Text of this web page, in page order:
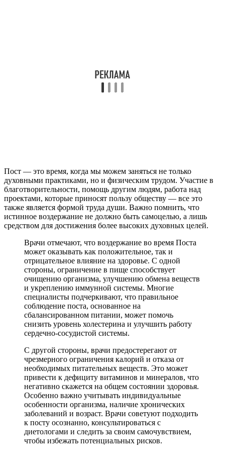
Пост — это время, когда мы можем заняться не только
духовными практиками, но и физическим трудом. Участие в
благотворительности, помощь другим людям, работа над
проектами, которые приносят пользу обществу — все это
также является формой труда души. Важно помнить, что
истинное воздержание не должно быть самоцелью, а лишь
средством для достижения более высоких духовных целей.
Врачи отмечают, что воздержание во время Поста
может оказывать как положительное, так и
отрицательное влияние на здоровье. С одной
стороны, ограничение в пище способствует
очищению организма, улучшению обмена веществ
и укреплению иммунной системы. Многие
специалисты подчеркивают, что правильное
соблюдение поста, основанное на
сбалансированном питании, может помочь
снизить уровень холестерина и улучшить работу
сердечно-сосудистой системы.
С другой стороны, врачи предостерегают от
чрезмерного ограничения калорий и отказа от
необходимых питательных веществ. Это может
привести к дефициту витаминов и минералов, что
негативно скажется на общем состоянии здоровья.
Особенно важно учитывать индивидуальные
особенности организма, наличие хронических
заболеваний и возраст. Врачи советуют подходить
к посту осознанно, консультироваться с
диетологами и следить за своим самочувствием,
чтобы избежать потенциальных рисков.